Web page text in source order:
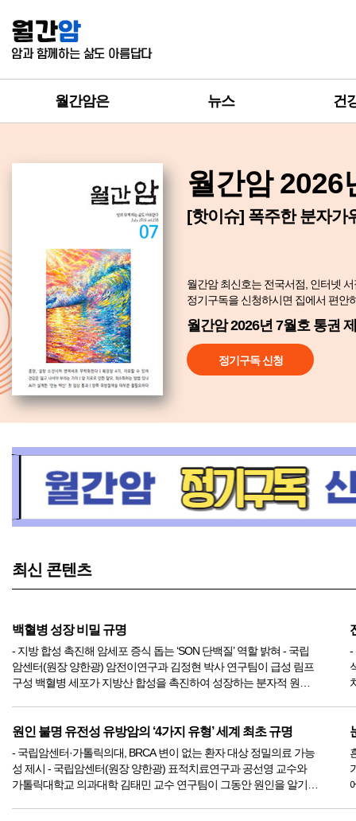
월간암은 뉴스 건
월간암 2026
[핫이슈] 폭주한 분자가
월간암 최신호는 전국서점, 인터넷
정기구독을 신청하시면 집에서 편안
월간암 2026년 7월호 통권
정기구독 신청
최신 콘텐츠
백혈병 성장 비밀 규명
- 지방 합성 촉진해 암세포 증식 돕는 ‘SON 단백질’ 역할 밝혀 - 국립
암센터(원장 양한광) 암전이연구과 김정현 박사 연구팀이 급성 림프
구성 백혈병 세포가 지방산 합성을 촉진하여 성장하는 분자적 원리
-
원인 불명 유전성 유방암의 ‘4가지 유형’ 세계 최초 규명
- 국립암센터·가톨릭의대, BRCA 변이 없는 환자 대상 정밀의료 가능
성 제시 - 국립암센터(원장 양한광) 표적치료연구과 공선영 교수와
가톨릭대학교 의과대학 김태민 교수 연구팀이 그동안 원인을 알기